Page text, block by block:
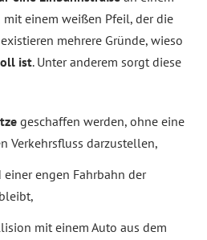
einem weißen Pfeil, der die
mehrere Gründe, wieso
ist. Unter anderem sorgt diese
geschaffen werden, ohne eine
Verkehrsfluss darzustellen,
engen Fahrbahn der
mit einem Auto aus dem